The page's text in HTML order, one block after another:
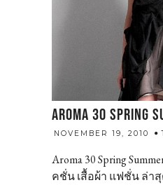
AROMA 30 SPRING
NOVEMBER 19, 2010
Aroma 30 Spring
คชั่น เสื้อผ้า แฟชั่น ล่าสุ